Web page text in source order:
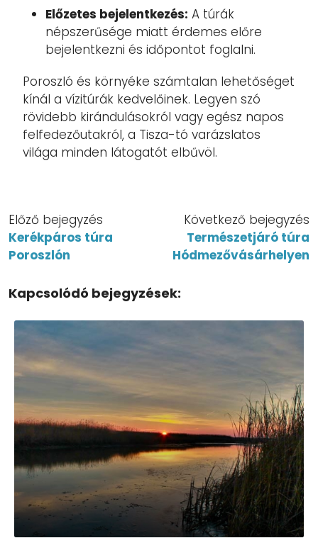
Előzetes bejelentkezés: A túrák
népszerűsége miatt érdemes előre
bejelentkezni és időpontot foglalni.
Poroszló és környéke számtalan lehetőséget
kínál a vízitúrák kedvelőinek. Legyen szó
rövidebb kirándulásokról vagy egész napos
felfedezőutakról, a Tisza-tó varázslatos
világa minden látogatót elbűvöl.
Előző bejegyzés
Kerékpáros túra
Poroszlón
Következő bejegyzés
Természetjáró túra
Hódmezővásárhelyen
Kapcsolódó bejegyzések: